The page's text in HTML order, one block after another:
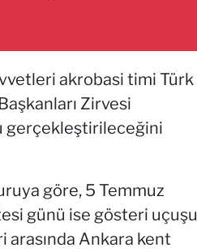
akrobasi timi Türk
Zirvesi
gerçekleştirileceğini
göre, 5 Temmuz
günü ise gösteri uçuşu
arasında Ankara kent